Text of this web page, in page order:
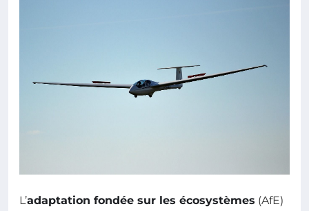
L’adaptation fondée sur les écosystèmes (AfE)